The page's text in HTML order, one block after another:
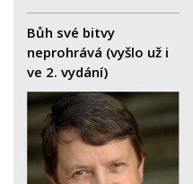
Bůh své bitvy
neprohrává (vyšlo už i
ve 2. vydání)